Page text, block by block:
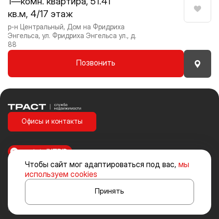
кв.м, 4/17 этаж
р-н Центральный, Дом на Фридриха
Энгельса, ул. Фридриха Энгельса ул., д.
88
Позвонить
Чтобы сайт мог адаптироваться под вас, мы
используем cookies
Принять
Траст | Служба недвижимости
Офисы и контакты
Стоимость объектов недвижимости и иных товаров и услуг, не
включенных в «Прайс-лист» носит исключительно информационный
характер и ни при каких условиях не является публичной офертой,
определяемой положениями ст. 437 ч. 2 Гражданского кодекса
Российской Федерации.
Политика конфиденциальности
made inINTRID